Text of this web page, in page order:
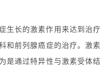
生长的激素作用来达到治疗
和前列腺癌症的治疗。激素
是通过特异性与激素受体结